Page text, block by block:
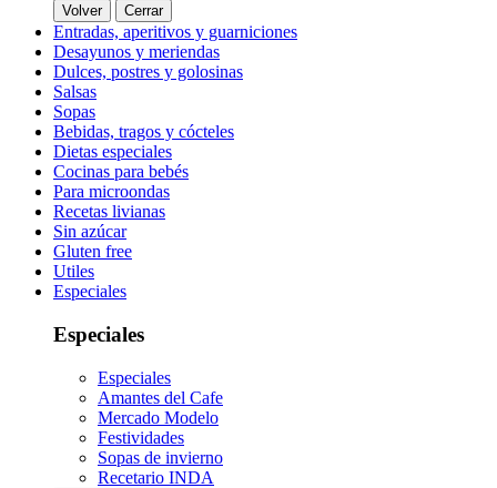
Volver Cerrar
Entradas, aperitivos y guarniciones
Desayunos y meriendas
Dulces, postres y golosinas
Salsas
Sopas
Bebidas, tragos y cócteles
Dietas especiales
Cocinas para bebés
Para microondas
Recetas livianas
Sin azúcar
Gluten free
Utiles
Especiales
Especiales
Especiales
Amantes del Cafe
Mercado Modelo
Festividades
Sopas de invierno
Recetario INDA